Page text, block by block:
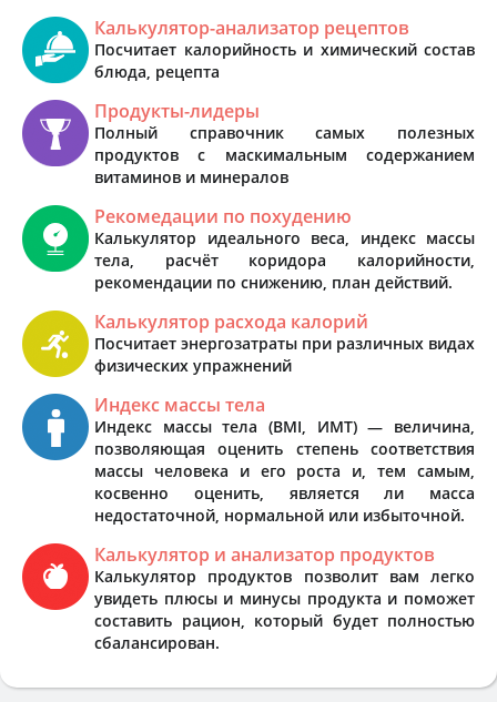
Калькулятор-анализатор рецептов
Посчитает калорийность и химический состав
блюда, рецепта
Продукты-лидеры
Полный справочник самых полезных
продуктов с маскимальным содержанием
витаминов и минералов
Рекомедации по похудению
Калькулятор идеального веса, индекс массы
тела, расчёт коридора калорийности,
рекомендации по снижению, план действий.
Калькулятор расхода калорий
Посчитает энергозатраты при различных видах
физических упражнений
Индекс массы тела
Индекс массы тела (BMI, ИМТ) — величина,
позволяющая оценить степень соответствия
массы человека и его роста и, тем самым,
косвенно оценить, является ли масса
недостаточной, нормальной или избыточной.
Калькулятор и анализатор продуктов
Калькулятор продуктов позволит вам легко
увидеть плюсы и минусы продукта и поможет
составить рацион, который будет полностью
сбалансирован.